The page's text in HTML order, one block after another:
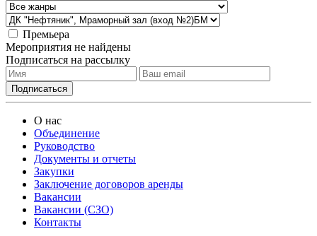
Премьера
Мероприятия не найдены
Подписаться на рассылку
О нас
Объединение
Руководство
Документы и отчеты
Закупки
Заключение договоров аренды
Вакансии
Вакансии (СЗО)
Контакты